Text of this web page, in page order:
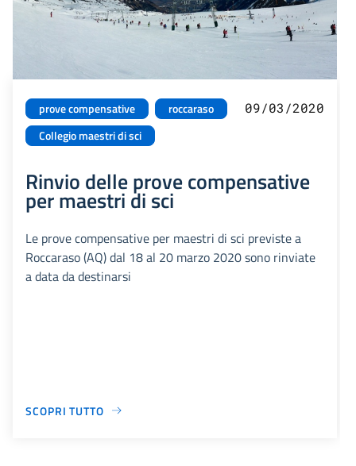
prove compensative
roccaraso
Collegio maestri di sci
09/03/2020
Rinvio delle prove compensative
per maestri di sci
Le prove compensative per maestri di sci previste a
Roccaraso (AQ) dal 18 al 20 marzo 2020 sono rinviate
a data da destinarsi
SCOPRI TUTTO